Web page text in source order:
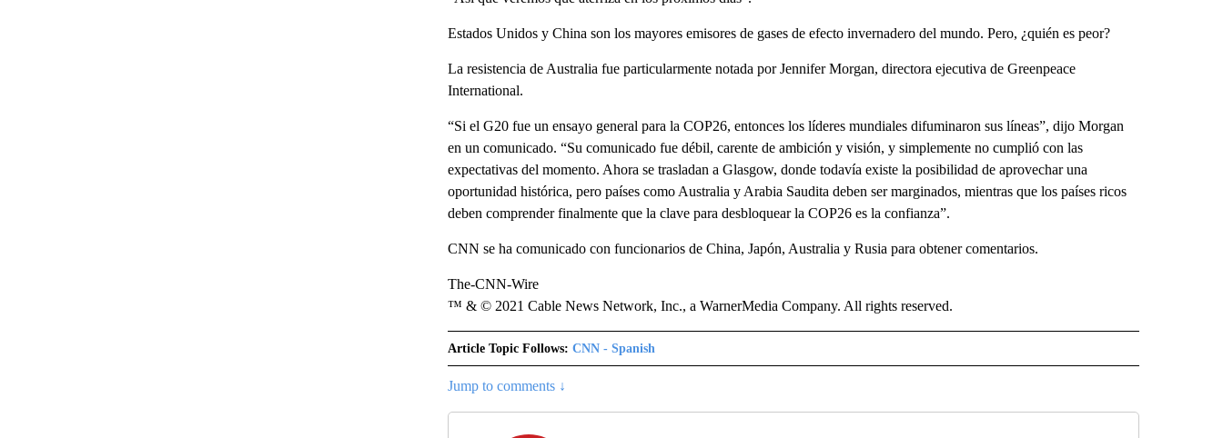
Estados Unidos y China son los mayores emisores de gases de efecto invernadero del mundo. Pero, ¿quién es peor?
La resistencia de Australia fue particularmente notada por Jennifer Morgan, directora ejecutiva de Greenpeace
International.
“Si el G20 fue un ensayo general para la COP26, entonces los líderes mundiales difuminaron sus líneas”, dijo Morgan
en un comunicado. “Su comunicado fue débil, carente de ambición y visión, y simplemente no cumplió con las
expectativas del momento. Ahora se trasladan a Glasgow, donde todavía existe la posibilidad de aprovechar una
oportunidad histórica, pero países como Australia y Arabia Saudita deben ser marginados, mientras que los países ricos
deben comprender finalmente que la clave para desbloquear la COP26 es la confianza”.
CNN se ha comunicado con funcionarios de China, Japón, Australia y Rusia para obtener comentarios.
The-CNN-Wire
™ & © 2021 Cable News Network, Inc., a WarnerMedia Company. All rights reserved.
Article Topic Follows: CNN - Spanish
Jump to comments ↓